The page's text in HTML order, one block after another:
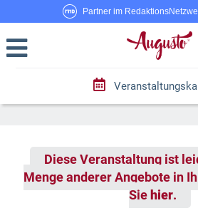
Partner im
Diese Veranstaltung ist
Menge anderer Angebote in
Sie hier.